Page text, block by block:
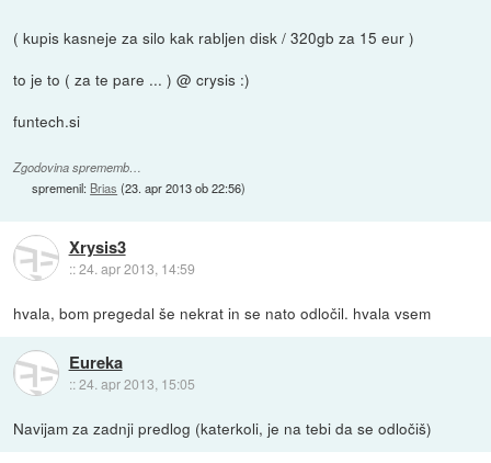
( kupis kasneje za silo kak rabljen disk / 320gb za 15 eur )
to je to ( za te pare ... ) @ crysis :)
funtech.si
Zgodovina sprememb…
spremenil: Brias (23. apr 2013 ob 22:56)
Xrysis3
::24. apr 2013, 14:59
hvala, bom pregedal še nekrat in se nato odločil. hvala vsem
Eureka
::24. apr 2013, 15:05
Navijam za zadnji predlog (katerkoli, je na tebi da se odločiš)